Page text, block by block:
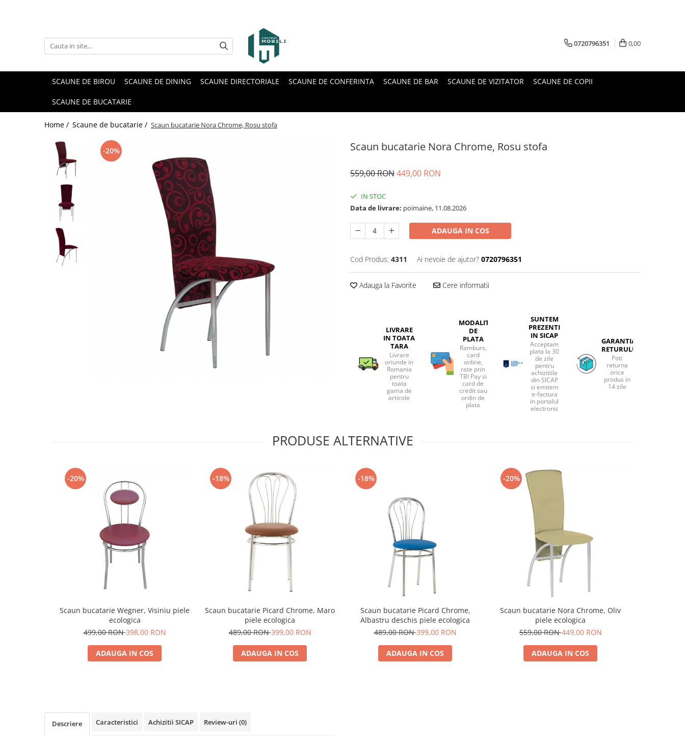
0720796351 0,00
SCAUNE DE BIROU SCAUNE DE DINING SCAUNE DIRECTORIALE SCAUNE DE CONFERINTA SCAUNE DE BAR SCAUNE DE VIZITATOR SCAUNE DE COPII
SCAUNE DE BUCATARIE
Home / Scaune de bucatarie / Scaun bucatarie Nora Chrome, Rosu stofa
Scaun bucatarie Nora Chrome, Rosu stofa
-20%
559,00 RON449,00 RON
IN STOC
Data de livrare: poimaine, 11.08.2026
ADAUGA IN COS
Cod Produs: 4311 Ai nevoie de ajutor? 0720796351
Adauga la Favorite Cere informatii
LIVRARE
IN TOATA
TARA
Livrare
oriunde in
Romania
pentru
toata
gama de
articole
MODALITATI
DE
PLATA
Ramburs,
card
online,
rate prin
TBI Pay si
card de
credit sau
ordin de
plata
SUNTEM
PREZENTI
IN SICAP
Acceptam
plata la 30
de zile
pentru
achizitiile
din SICAP
si emitem
e-factura
in portalul
electronic
GARANTIA
RETURULUI
Poti
returna
orice
produs in
14 zile
PRODUSE ALTERNATIVE
-20%
Scaun bucatarie Wegner, Visiniu piele
ecologica
499,00 RON398,00 RON
ADAUGA IN COS
-18%
Scaun bucatarie Picard Chrome, Maro
piele ecologica
489,00 RON399,00 RON
ADAUGA IN COS
-18%
Scaun bucatarie Picard Chrome,
Albastru deschis piele ecologica
489,00 RON399,00 RON
ADAUGA IN COS
-20%
Scaun bucatarie Nora Chrome, Oliv
piele ecologica
559,00 RON449,00 RON
ADAUGA IN COS
Descriere Caracteristici Achizitii SICAP Review-uri (0)